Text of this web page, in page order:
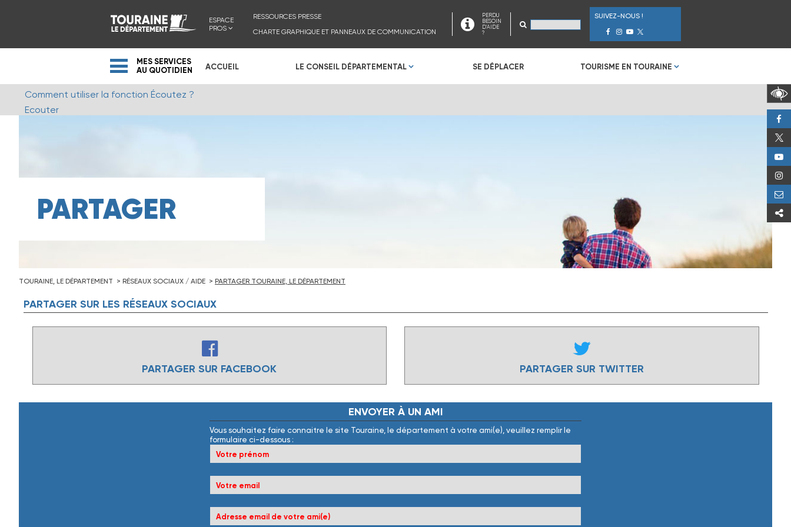
ESPACE
PROS
RESSOURCES PRESSE
CHARTE GRAPHIQUE ET PANNEAUX DE COMMUNICATION
PERDU
BESOIN
D'AIDE
?
SUIVEZ-NOUS !
MES SERVICES
AU QUOTIDIEN
ACCUEIL LE CONSEIL DÉPARTEMENTAL SE DÉPLACER TOURISME EN TOURAINE
Comment utiliser la fonction Écoutez ?
Ecouter
PARTAGER
TOURAINE, LE DÉPARTEMENT RÉSEAUX SOCIAUX / AIDE PARTAGER TOURAINE, LE DÉPARTEMENT
PARTAGER SUR LES RÉSEAUX SOCIAUX
PARTAGER SUR FACEBOOK PARTAGER SUR TWITTER
ENVOYER À UN AMI
Vous souhaitez faire connaitre le site Touraine, le département à votre ami(e), veuillez remplir le
formulaire ci-dessous :